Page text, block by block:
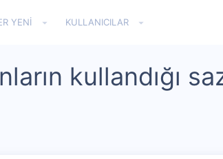
YENI KULLANICILAR
kullandığı